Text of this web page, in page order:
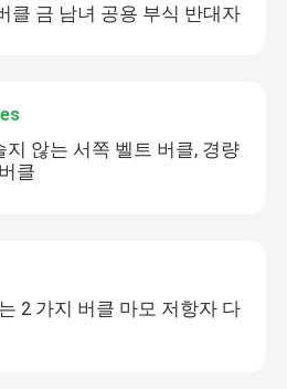
클 금 남녀 공용 부식 반대자
않는 서쪽 벨트 버클, 경량
클
2 가지 버클 마모 저항자 다